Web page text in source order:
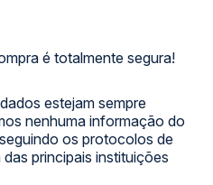
é totalmente segura!
estejam sempre
nenhuma informação do
os protocolos de
principais instituições